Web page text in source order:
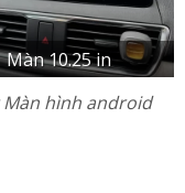
Màn 10.25 in
hình android